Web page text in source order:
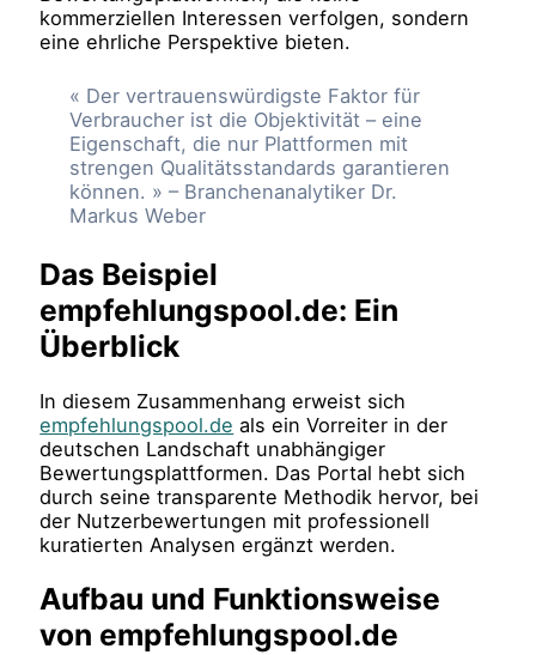
kommerziellen Interessen verfolgen, sondern
eine ehrliche Perspektive bieten.
« Der vertrauenswürdigste Faktor für
Verbraucher ist die Objektivität – eine
Eigenschaft, die nur Plattformen mit
strengen Qualitätsstandards garantieren
können. » – Branchenanalytiker Dr.
Markus Weber
Das Beispiel
empfehlungspool.de: Ein
Überblick
In diesem Zusammenhang erweist sich
empfehlungspool.de als ein Vorreiter in der
deutschen Landschaft unabhängiger
Bewertungsplattformen. Das Portal hebt sich
durch seine transparente Methodik hervor, bei
der Nutzerbewertungen mit professionell
kuratierten Analysen ergänzt werden.
Aufbau und Funktionsweise
von empfehlungspool.de